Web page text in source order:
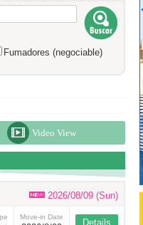
Fumadores (negociable)
Video View
2026/08/09 (Sun)
Move-in Date
Details